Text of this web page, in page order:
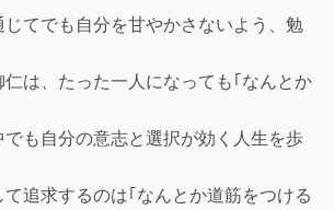
じてでも自分を甘やかさないよう、勉
は、たった一人になっても｢なんとか
も自分の意志と選択が効く人生を歩
追求するのは｢なんとか道筋をつける